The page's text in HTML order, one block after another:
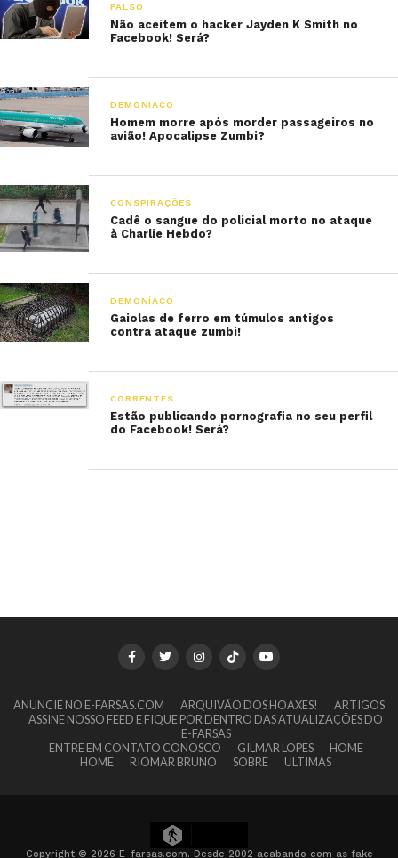
FALSO
Não aceitem o hacker Jayden K Smith no
Facebook! Será?
DEMONÍACO
Homem morre após morder passageiros no
avião! Apocalipse Zumbi?
CONSPIRAÇÕES
Cadê o sangue do policial morto no ataque
à Charlie Hebdo?
DEMONÍACO
Gaiolas de ferro em túmulos antigos
contra ataque zumbi!
CORRENTES
Estão publicando pornografia no seu perfil
do Facebook! Será?
ANUNCIE NO E-FARSAS.COM ARQUIVÃO DOS HOAXES!
ARTIGOS
ASSINE NOSSO FEED E FIQUE POR DENTRO DAS ATUALIZAÇÕES DO
E-FARSAS
ENTRE EM CONTATO CONOSCO
GILMAR LOPES
HOME
HOME
RIOMAR BRUNO SOBRE ULTIMAS
Copyright © 2026 E-farsas.com. Desde 2002 acabando com as fake